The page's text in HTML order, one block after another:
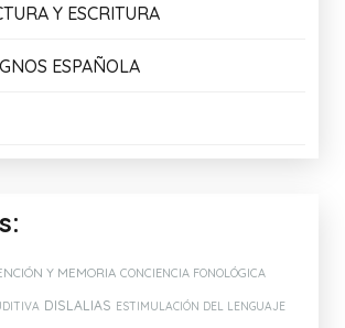
Y ESCRITURA
ESPAÑOLA
Y MEMORIA CONCIENCIA FONOLÓGICA
DISLALIAS ESTIMULACIÓN DEL LENGUAJE